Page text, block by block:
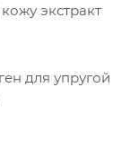
экстракт
для упругой